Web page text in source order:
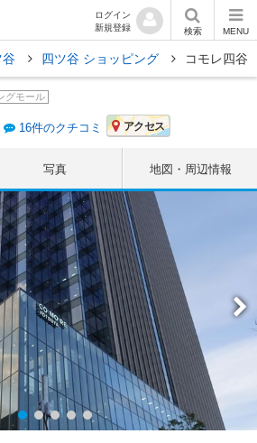
ログイン
新規登録
検索 MENU
谷 四ツ谷 ショッピング コモレ四谷
グモール
16件のクチコミ アクセス
写真 地図・周辺情報